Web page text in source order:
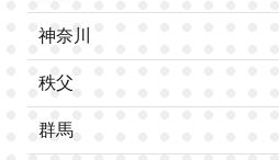
神奈川
秩父
群馬